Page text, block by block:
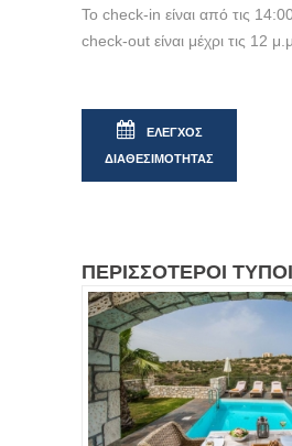
Το check-in είναι από τις
check-out είναι μέχρι τις 12 μ.μ
ΕΛΕΓΧΟΣ
ΔΙΑΘΕΣΙΜΟΤΗΤΑΣ
ΠΕΡΙΣΣΟΤΕΡΟΙ